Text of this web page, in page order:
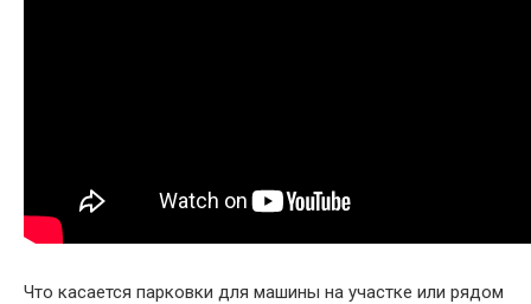
Что касается парковки для машины на участке или рядом